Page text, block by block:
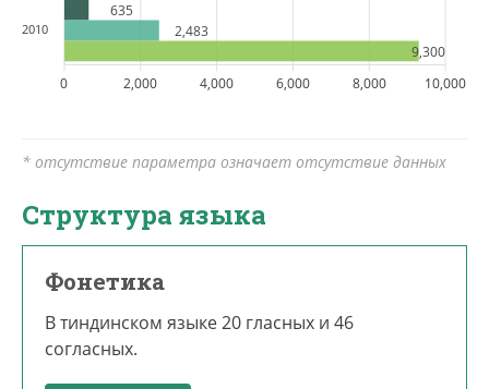
635
2,483
9,300
2010
10,000
8,000
6,000
4,000
2,000
0
* отсутствие параметра означает отсутствие данных
Структура языка
Фонетика
В тиндинском языке 20 гласных и 46
согласных.